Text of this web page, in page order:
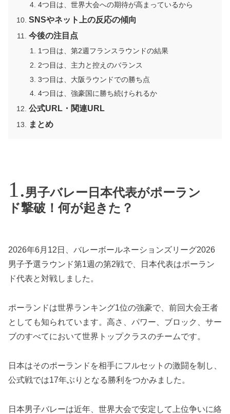
4つ目は、世界大会への期待が高まっているから
SNSやネット上の反応の傾向
今後の注目点
1つ目は、第2週フランスラウンドの結果
2つ目は、主力と控えのバランス
3つ目は、大阪ラウンドでの勝ち点
4つ目は、強豪国に勝ち続けられるか
公式URL・関連URL
まとめ
男子バレー日本代表がポーラン
ド撃破！何が起きた？
2026年6月12日、バレーボールネーションズリーグ2026
男子予選ラウンド第1週の第2戦で、日本代表はポーラン
ド代表と対戦しました。
ポーランドは世界ランキング1位の強豪で、前回大会王者
としても知られています。高さ、パワー、ブロック、サー
ブのすべてにおいて世界トップクラスのチームです。
日本はそのポーランドを相手にフルセットの激闘を制し、
公式戦では17年ぶりとなる勝利をつかみました。
日本男子バレーは近年、世界大会で安定して上位争いに絡